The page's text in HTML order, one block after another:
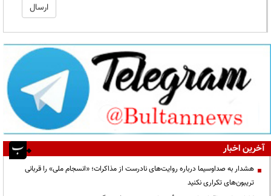
آخرین اخبار
هشدار به صداوسیما درباره روایت‌های نادرست از مذاکرات؛ «انسجام ملی» را قربانی
تریبون‌های تکراری نکنید